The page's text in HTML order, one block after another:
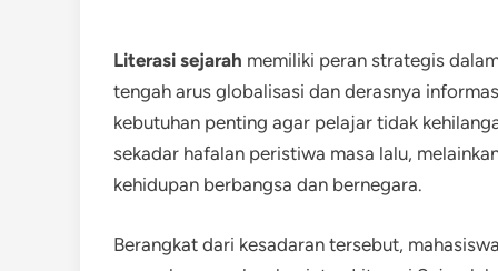
Literasi sejarah memiliki peran strategis
tengah arus globalisasi dan derasnya
kebutuhan penting agar pelajar tidak
sekadar hafalan peristiwa masa lalu,
kehidupan berbangsa dan bernegara.
Berangkat dari kesadaran tersebut,